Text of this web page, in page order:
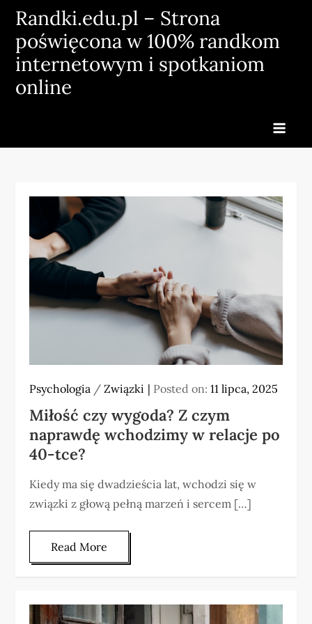
Skip
content
Randki.edu.pl – Strona
poświęcona w 100% randkom
internetowym i spotkaniom
online
Psychologia /Związki Posted on:11 lipca, 2025
Miłość czy wygoda? Z czym
naprawdę wchodzimy w relacje po
40-tce?
Kiedy ma się dwadzieścia lat, wchodzi się w
związki z głową pełną marzeń i sercem […]
Read More